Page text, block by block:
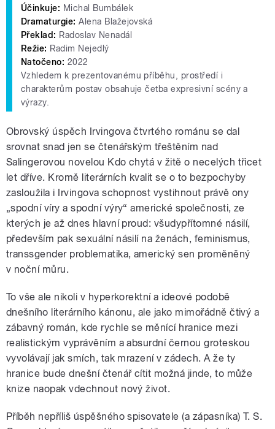
Účinkuje: Michal Bumbálek
Dramaturgie: Alena Blažejovská
Překlad: Radoslav Nenadál
Režie: Radim Nejedlý
Natočeno: 2022
Vzhledem k prezentovanému příběhu, prostředí i
charakterům postav obsahuje četba expresivní scény a
výrazy.
Obrovský úspěch Irvingova čtvrtého románu se dal
srovnat snad jen se čtenářským třeštěním nad
Salingerovou novelou Kdo chytá v žitě o necelých třicet
let dříve. Kromě literárních kvalit se o to bezpochyby
zasloužila i Irvingova schopnost vystihnout právě ony
„spodní víry a spodní výry“ americké společnosti, ze
kterých je až dnes hlavní proud: všudypřítomné násilí,
především pak sexuální násilí na ženách, feminismus,
transsgender problematika, americký sen proměněný
v noční můru.
To vše ale nikoli v hyperkorektní a ideové podobě
dnešního literárního kánonu, ale jako mimořádně čtivý a
zábavný román, kde rychle se měnící hranice mezi
realistickým vyprávěním a absurdní černou groteskou
vyvolávají jak smích, tak mrazení v zádech. A že ty
hranice bude dnešní čtenář cítit možná jinde, to může
knize naopak vdechnout nový život.
Příběh nepříliš úspěšného spisovatele (a zápasníka) T. S.